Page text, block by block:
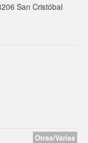
San Cristóbal
Otras/Varias